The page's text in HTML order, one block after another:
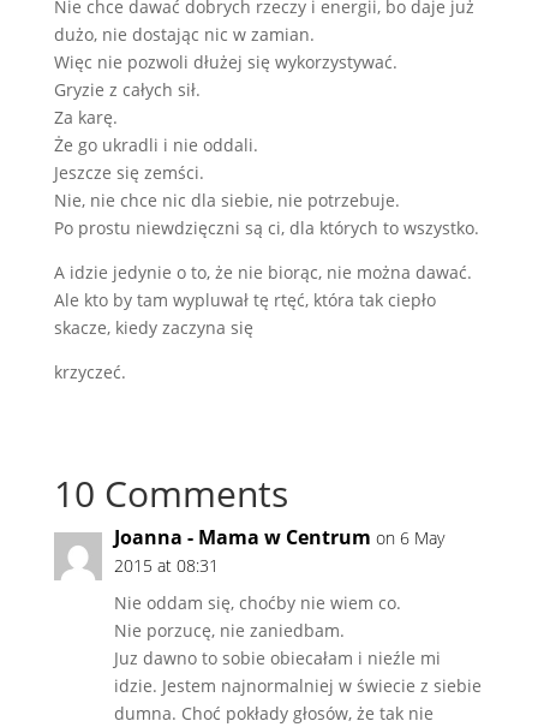
Nie chce dawać dobrych rzeczy i energii, bo daje już
dużo, nie dostając nic w zamian.
Więc nie pozwoli dłużej się wykorzystywać.
Gryzie z całych sił.
Za karę.
Że go ukradli i nie oddali.
Jeszcze się zemści.
Nie, nie chce nic dla siebie, nie potrzebuje.
Po prostu niewdzięczni są ci, dla których to wszystko.
A idzie jedynie o to, że nie biorąc, nie można dawać.
Ale kto by tam wypluwał tę rtęć, która tak ciepło
skacze, kiedy zaczyna się
krzyczeć.
10 Comments
Joanna - Mama w Centrum on 6 May
2015 at 08:31
Nie oddam się, choćby nie wiem co.
Nie porzucę, nie zaniedbam.
Juz dawno to sobie obiecałam i nieźle mi
idzie. Jestem najnormalniej w świecie z siebie
dumna. Choć pokłady głosów, że tak nie